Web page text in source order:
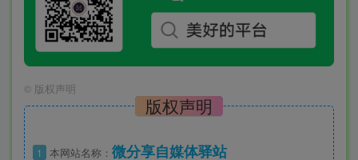
© 版权声明
版权声明
1 本网站名称： 微分享自媒体驿站